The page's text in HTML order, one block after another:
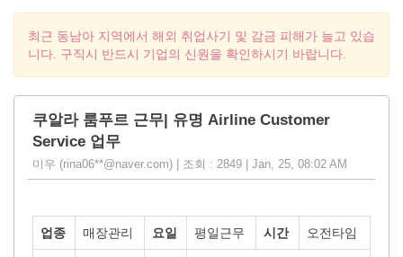
최근 동남아 지역에서 해외 취업사기 및 감금 피해가 늘고 있습
니다. 구직시 반드시 기업의 신원을 확인하시기 바랍니다.
쿠알라 룸푸르 근무| 유명 Airline Customer
Service 업무
미우 (rina06**@naver.com) | 조회 : 2849 | Jan, 25, 08:02 AM
업종 매장관리 요일 평일근무 시간 오전타임